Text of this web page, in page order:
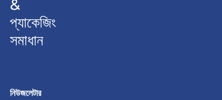
&
প্যাকেজিং
সমাধান
নিউজলেটার